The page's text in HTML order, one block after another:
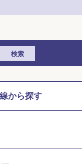
検索
から探す